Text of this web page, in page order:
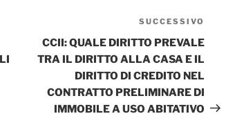
SUCCESSIVO
CCII: QUALE DIRITTO PREVALE
TRA IL DIRITTO ALLA CASA E IL
DIRITTO DI CREDITO NEL
CONTRATTO PRELIMINARE DI
IMMOBILE A USO ABITATIVO